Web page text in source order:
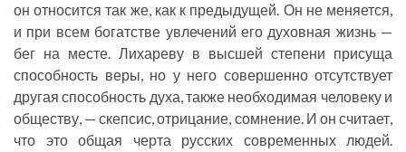
он относится так же, как к предыдущей. Он не меняется,
и при всем богатстве увлечений его духовная жизнь —
бег на месте. Лихареву в высшей степени присуща
способность веры, но у него совершенно отсутствует
другая способность духа, также необходимая человеку и
обществу, — скепсис, отрицание, сомнение. И он считает,
что это общая черта русских современных людей.